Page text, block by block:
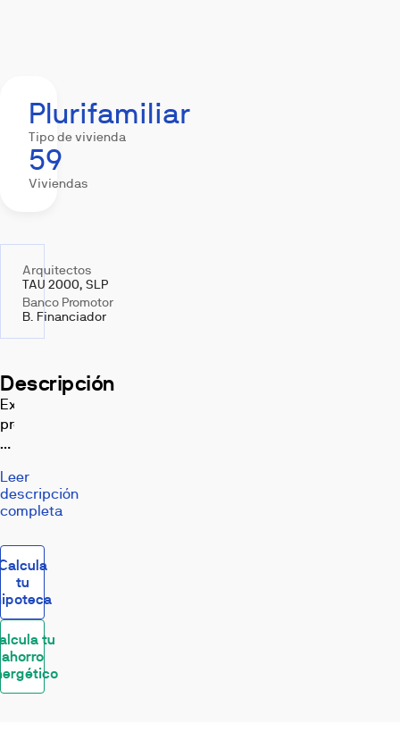
Plurifamiliar
Tipo de vivienda
59
Viviendas
Arquitectos
TAU 2000, SLP
Banco Promotor
B. Financiador
Descripción
Exclusiva
promoción
de
y
áticos
dúplex
de
lujo.
Situada
en
la
parte
alta
de
Leer
descripción
completa
tu
tu
ahorro